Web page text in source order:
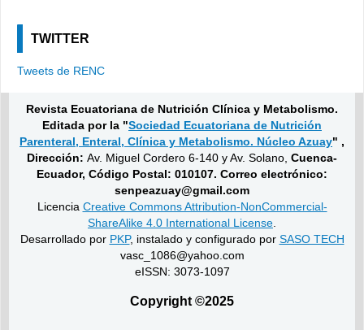
TWITTER
Tweets de RENC
Revista Ecuatoriana de Nutrición Clínica y Metabolismo.
Editada por la "Sociedad Ecuatoriana de Nutrición
Parenteral, Enteral, Clínica y Metabolismo. Núcleo Azuay" ,
Dirección: Av. Miguel Cordero 6-140 y Av. Solano, Cuenca-
Ecuador, Código Postal: 010107. Correo electrónico:
senpeazuay@gmail.com
Licencia Creative Commons Attribution-NonCommercial-
ShareAlike 4.0 International License
Desarrollado por PKP, instalado y configurado por SASO TECH
vasc_1086@yahoo.com
eISSN: 3073-1097
Copyright ©2025